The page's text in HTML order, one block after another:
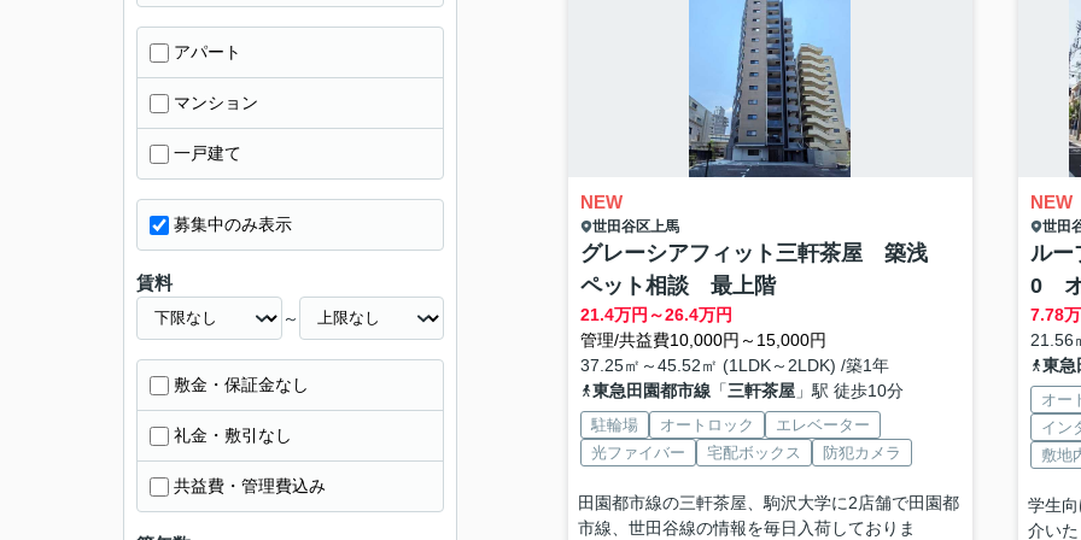
NEW
世田谷区上馬
グレーシアフィット三軒茶屋 築浅
ペット相談 最上階
21.4万円～26.4万円
管理/共益費10,000円～15,000円
37.25㎡～45.52㎡ (1LDK～2LDK) /築1年
東急田園都市線「三軒茶屋」駅 徒歩10分
駐輪場 オートロック
エレベーター
光ファイバー
宅配ボックス 防犯カメラ
田園都市線の三軒茶屋、駒沢大学に2店舗で田園都
市線、世田谷線の情報を毎日入荷しておりま
NEW
世田
ル
0 オ
7.78
21.56
東急
オー
イン
敷地
学生
介い
アパート
マンション
一戸建て
募集中のみ表示
賃料
～
敷金・保証金なし
礼金・敷引なし
共益費・管理費込み